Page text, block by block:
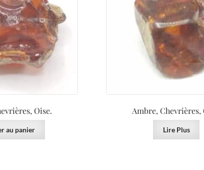
Oise.
au panier
Ambre, Chevrières,
Lire Plus